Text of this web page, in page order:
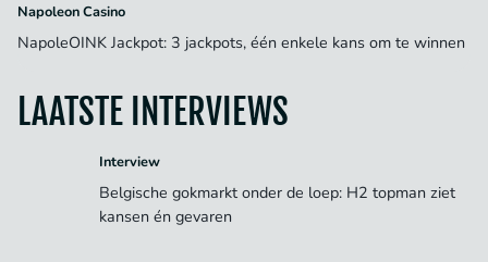
Napoleon Casino
NapoleOINK Jackpot: 3 jackpots, één enkele kans om te winnen
LAATSTE INTERVIEWS
Interview
Belgische gokmarkt onder de loep: H2 topman ziet
kansen én gevaren